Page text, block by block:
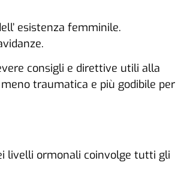
esistenza femminile.
consigli e direttive utili alla
traumatica e più godibile per
livelli ormonali coinvolge tutti gli